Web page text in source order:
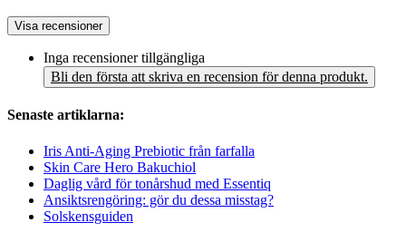
Visa recensioner
Inga recensioner tillgängliga
Bli den första att skriva en recension för denna produkt.
Senaste artiklarna:
Iris Anti-Aging Prebiotic från farfalla
Skin Care Hero Bakuchiol
Daglig vård för tonårshud med Essentiq
Ansiktsrengöring: gör du dessa misstag?
Solskensguiden